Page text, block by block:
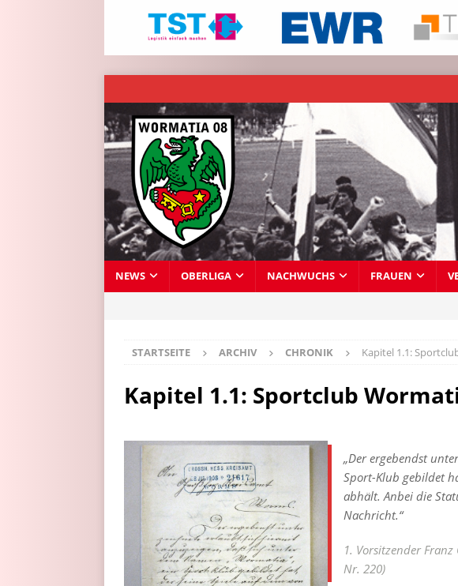
NEWS OBERLIGA NACHWUCHS FRAUEN
STARTSEITE ARCHIV CHRONIK Kapitel 1.1:
Kapitel 1.1: Sportclub
„Der ergebendst
Sport-Klub gebildet
abhält. Anbei die
Nachricht.“
1. Vorsitzender
Nr. 220)